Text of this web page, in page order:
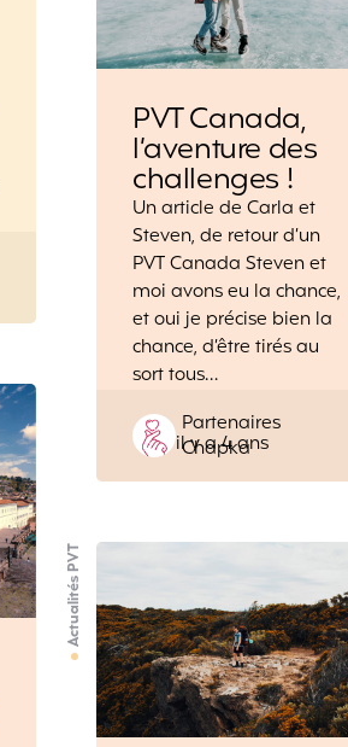
PVT Canada,
l’aventure des
challenges !
Un article de Carla et
Steven, de retour d’un
PVT Canada Steven et
moi avons eu la chance,
et oui je précise bien la
chance, d’être tirés au
sort tous…
Posted
by
Partenaires
Chapka
il y a 4 ans
Actualités PVT